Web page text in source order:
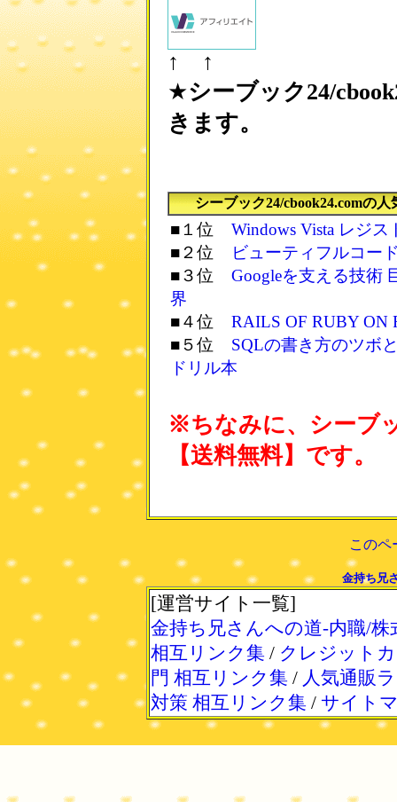
↑ ↑
★シーブック24/
きます。
シーブック24/cbook24.comの
■１位 Windows Vista レジ
■２位
ビューティフルコー
■３位 Googleを支える技術
界
■４位 RAILS OF RUBY ON
■５位 SQLの書き方のツボ
ドリル本
※ちなみに、シーブ
【送料無料】です。
このペ
金持ち兄
[運営サイト一覧]
金持ち兄さんへの道-内職/株
相互リンク集 / クレジット
門 相互リンク集 / 人気通販
対策 相互リンク集 / サイト